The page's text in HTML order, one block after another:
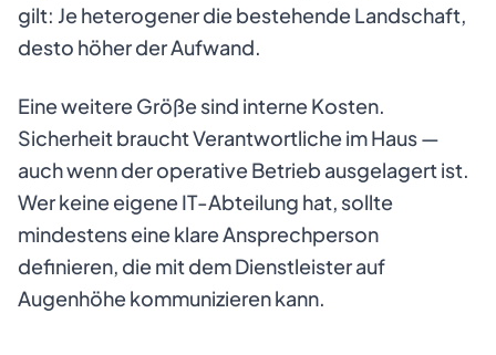
gilt: Je heterogener die bestehende Landschaft,
desto höher der Aufwand.
Eine weitere Größe sind interne Kosten.
Sicherheit braucht Verantwortliche im Haus —
auch wenn der operative Betrieb ausgelagert ist.
Wer keine eigene IT-Abteilung hat, sollte
mindestens eine klare Ansprechperson
definieren, die mit dem Dienstleister auf
Augenhöhe kommunizieren kann.